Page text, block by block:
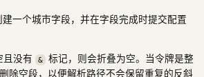
建一个城市字段，并在字段完成时提交配置
且没有
& 标记，则会折叠为空。当令牌是整
除空段，以便解析路径不会保留重复的反斜